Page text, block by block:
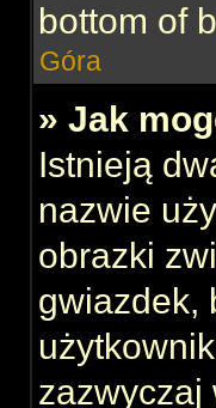
bottom of
Góra
» Jak
Istnieją
nazwie
obrazki
gwiazdek,
zazwyczaj